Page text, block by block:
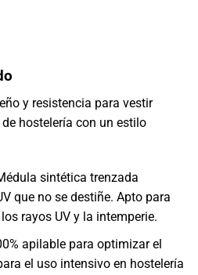
y resistencia para vestir
hostelería con un estilo
sintética trenzada
que no se destiñe. Apto para
rayos UV y la intemperie.
apilable para optimizar el
el uso intensivo en hostelería